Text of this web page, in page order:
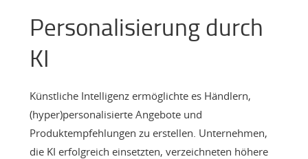
Personalisierung durch
KI
Künstliche Intelligenz ermöglichte es Händlern,
(hyper)personalisierte Angebote und
Produktempfehlungen zu erstellen. Unternehmen,
die KI erfolgreich einsetzten, verzeichneten höhere